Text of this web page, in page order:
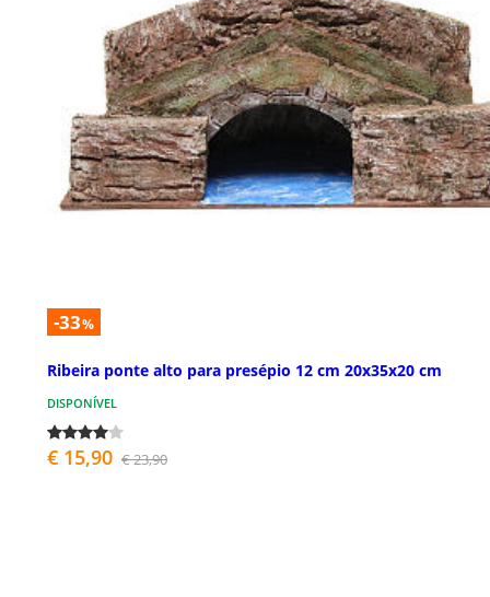
-33%
Ribeira ponte alto para presépio 12 cm 20x35x20 cm
DISPONÍVEL
€ 15,90 € 23,90